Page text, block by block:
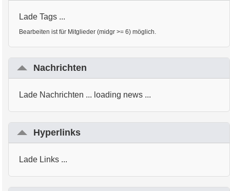
Lade Tags ...
Bearbeiten ist für Mitglieder (midgr >= 6) möglich.
Nachrichten
Lade Nachrichten ... loading news ...
Hyperlinks
Lade Links ...